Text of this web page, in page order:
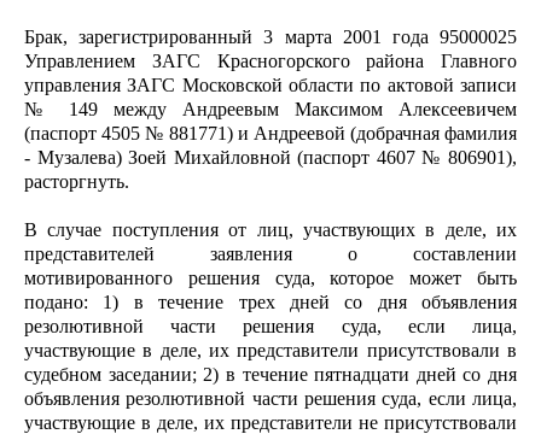
Брак, зарегистрированный 3 марта 2001 года 95000025
Управлением ЗАГС Красногорского района Главного
управления ЗАГС Московской области по актовой записи
№ 149 между Андреевым Максимом Алексеевичем
(паспорт 4505 № 881771) и Андреевой (добрачная фамилия
- Музалева) Зоей Михайловной (паспорт 4607 № 806901),
расторгнуть.
В случае поступления от лиц, участвующих в деле, их
представителей заявления о составлении
мотивированного решения суда, которое может быть
подано: 1) в течение трех дней со дня объявления
резолютивной части решения суда, если лица,
участвующие в деле, их представители присутствовали в
судебном заседании; 2) в течение пятнадцати дней со дня
объявления резолютивной части решения суда, если лица,
участвующие в деле, их представители не присутствовали